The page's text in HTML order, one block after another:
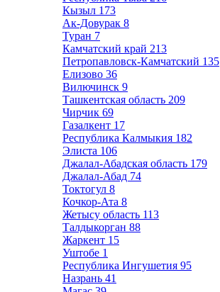
Кызыл 173
Ак-Довурак 8
Туран 7
Камчатский край 213
Петропавловск-Камчатский 135
Елизово 36
Вилючинск 9
Ташкентская область 209
Чирчик 69
Газалкент 17
Республика Калмыкия 182
Элиста 106
Джалал-Абадская область 179
Джалал-Абад 74
Токтогул 8
Кочкор-Ата 8
Жетысу область 113
Талдыкорган 88
Жаркент 15
Уштобе 1
Республика Ингушетия 95
Назрань 41